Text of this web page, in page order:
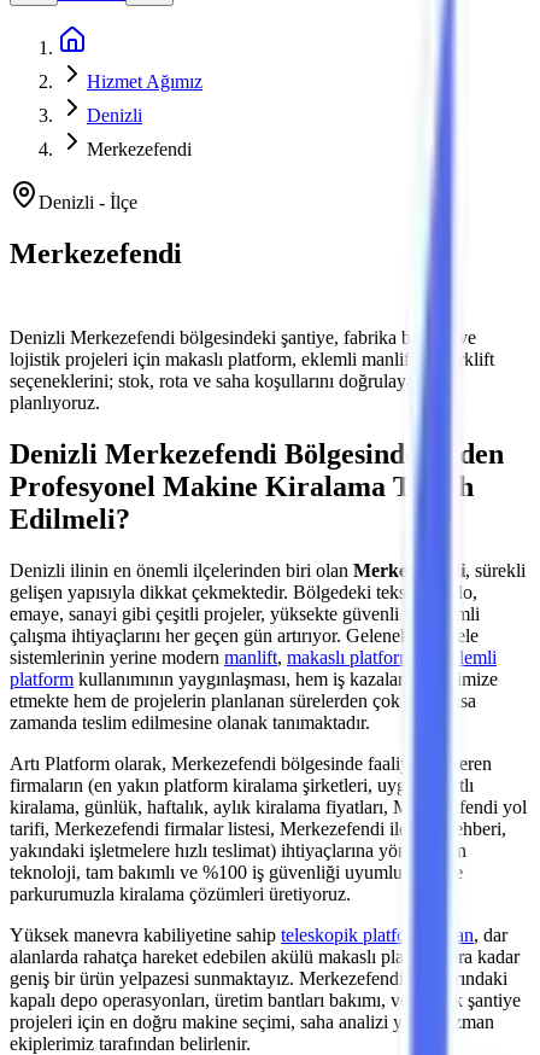
Hizmet Ağımız
Denizli
Merkezefendi
Denizli - İlçe
Merkezefendi
Denizli Merkezefendi bölgesindeki şantiye, fabrika bakımı ve
lojistik projeleri için makaslı platform, eklemli manlift ve forklift
seçeneklerini; stok, rota ve saha koşullarını doğrulayarak
planlıyoruz.
Denizli Merkezefendi Bölgesinde Neden
Profesyonel Makine Kiralama Tercih
Edilmeli?
Denizli ilinin en önemli ilçelerinden biri olan Merkezefendi, sürekli
gelişen yapısıyla dikkat çekmektedir. Bölgedeki tekstil, kablo,
emaye, sanayi gibi çeşitli projeler, yüksekte güvenli ve verimli
çalışma ihtiyaçlarını her geçen gün artırıyor. Geleneksel iskele
sistemlerinin yerine modern manlift, makaslı platform
eklemli
platform kullanımının yaygınlaşması, hem iş kazalarını minimize
etmekte hem de projelerin planlanan sürelerden çok daha kısa
zamanda teslim edilmesine olanak tanımaktadır.
Artı Platform olarak, Merkezefendi bölgesinde faaliyet gösteren
firmaların (en yakın platform kiralama şirketleri, uygun fiyatlı
kiralama, günlük, haftalık, aylık kiralama fiyatları, Merkezefendi yol
tarifi, Merkezefendi firmalar listesi, Merkezefendi iletişim rehberi,
yakındaki işletmelere hızlı teslimat) ihtiyaçlarına yönelik son
teknoloji, tam bakımlı ve %100 iş güvenliği uyumlu makine
parkurumuzla kiralama çözümleri üretiyoruz.
Yüksek manevra kabiliyetine sahip teleskopik platformlardan, dar
alanlarda rahatça hareket edebilen akülü makaslı platformlara kadar
geniş bir ürün yelpazesi sunmaktayız. Merkezefendi sınırlarındaki
kapalı depo operasyonları, üretim bantları bakımı, veya açık şantiye
projeleri için en doğru makine seçimi, saha analizi yapan uzman
ekiplerimiz tarafından belirlenir.